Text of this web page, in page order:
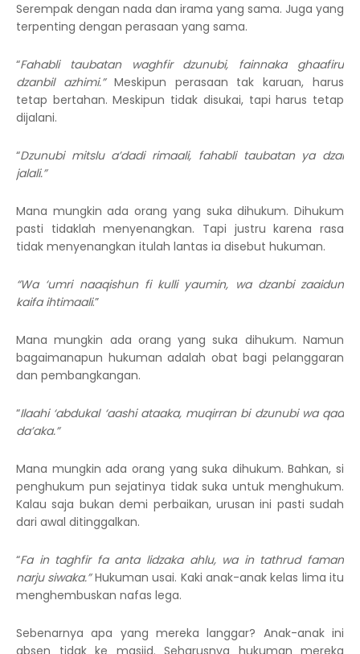
Serempak dengan nada dan irama yang sama. Juga yang
terpenting dengan perasaan yang sama.
“Fahabli taubatan waghfir dzunubi, fainnaka ghaafiru
dzanbil azhimi.”Meskipun perasaan tak karuan, harus
tetap bertahan. Meskipun tidak disukai, tapi harus tetap
dijalani.
“Dzunubi mitslu a’dadi rimaali, fahabli taubatan ya dzal
jalali.”
Mana mungkin ada orang yang suka dihukum. Dihukum
pasti tidaklah menyenangkan. Tapi justru karena rasa
tidak menyenangkan itulah lantas ia disebut hukuman.
“Wa ‘umri naaqishun fi kulli yaumin, wa dzanbi zaaidun
kaifa ihtimaali.”
Mana mungkin ada orang yang suka dihukum. Namun
bagaimanapun hukuman adalah obat bagi pelanggaran
dan pembangkangan.
“Ilaahi ‘abdukal ‘aashi ataaka, muqirran bi dzunubi wa qad
da’aka.”
Mana mungkin ada orang yang suka dihukum. Bahkan, si
penghukum pun sejatinya tidak suka untuk menghukum.
Kalau saja bukan demi perbaikan, urusan ini pasti sudah
dari awal ditinggalkan.
“Fa in taghfir fa anta lidzaka ahlu, wa in tathrud faman
narju siwaka.”Hukuman usai. Kaki anak-anak kelas lima itu
menghembuskan nafas lega.
Sebenarnya apa yang mereka langgar? Anak-anak ini
absen tidak ke masjid. Seharusnya hukuman mereka